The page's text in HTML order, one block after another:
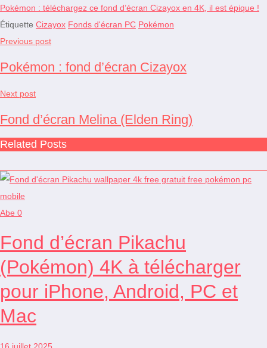
Pokémon : téléchargez ce fond d’écran Cizayox en 4K, il est épique !
Étiquette Cizayox Fonds d'écran PC Pokémon
Previous post
Pokémon : fond d’écran Cizayox
Next post
Fond d’écran Melina (Elden Ring)
Related Posts
Abe 0
Fond d’écran Pikachu
(Pokémon) 4K à télécharger
pour iPhone, Android, PC et
Mac
16 juillet 2025